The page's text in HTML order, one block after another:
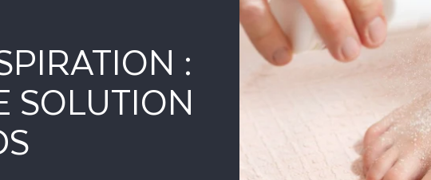
:
SOLUTION